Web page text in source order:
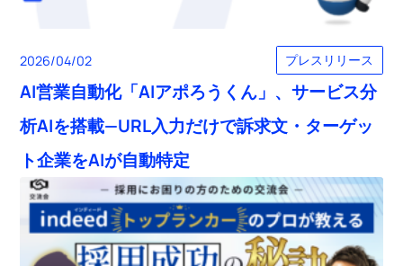
2026/04/02 プレスリリース
AI営業自動化「AIアポろうくん」、サービス分
析AIを搭載—URL入力だけで訴求文・ターゲッ
ト企業をAIが自動特定